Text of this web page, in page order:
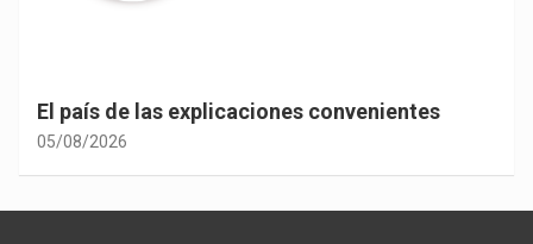
El país de las explicaciones convenientes
05/08/2026